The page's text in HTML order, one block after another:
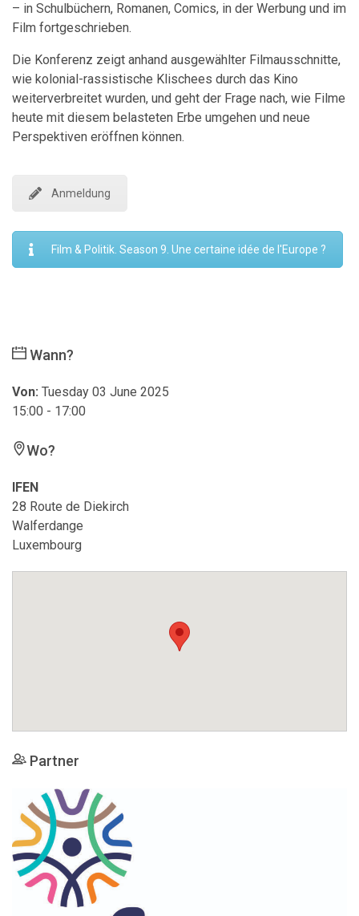
– in Schulbüchern, Romanen, Comics, in der Werbung und im
Film fortgeschrieben.
Die Konferenz zeigt anhand ausgewählter Filmausschnitte,
wie kolonial-rassistische Klischees durch das Kino
weiterverbreitet wurden, und geht der Frage nach, wie Filme
heute mit diesem belasteten Erbe umgehen und neue
Perspektiven eröffnen können.
Anmeldung
Film & Politik. Season 9. Une certaine idée de l'Europe ?
Wann?
Von: Tuesday 03 June 2025
15:00 - 17:00
Wo?
IFEN
28 Route de Diekirch
Walferdange
Luxembourg
Partner